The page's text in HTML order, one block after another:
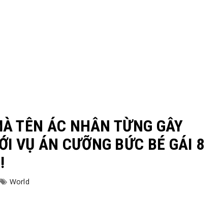
TÊN ÁC NHÂN TỪNG GÂY
VỤ ÁN CƯỠNG BỨC BÉ GÁI 8
World